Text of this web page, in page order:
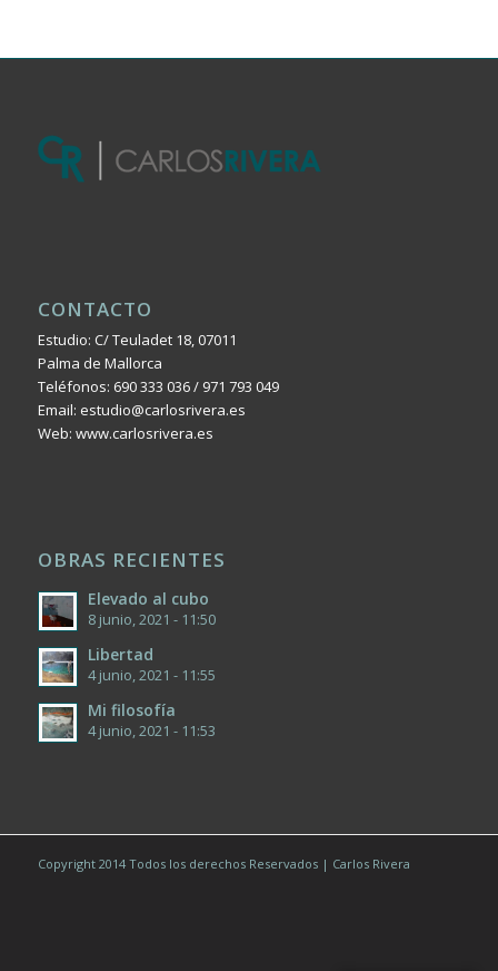
CONTACTO
Estudio: C/ Teuladet 18, 07011
Palma de Mallorca
Teléfonos: 690 333 036 / 971 793 049
Email: estudio@carlosrivera.es
Web: www.carlosrivera.es
OBRAS RECIENTES
Elevado al cubo
8 junio, 2021 - 11:50
Libertad
4 junio, 2021 - 11:55
Mi filosofía
4 junio, 2021 - 11:53
Copyright 2014 Todos los derechos Reservados | Carlos Rivera